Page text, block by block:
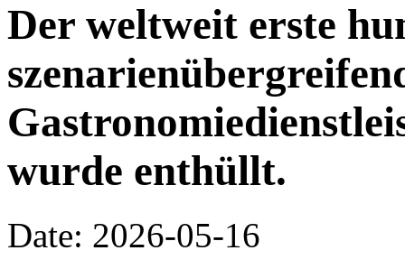
Der weltweit erste
wurde enthüllt.
Date: 2026-05-16